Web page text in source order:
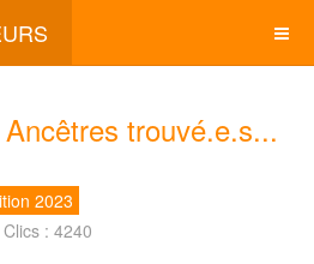
trouvé.e.s...
2023
Clics : 4240